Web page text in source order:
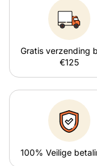
Gratis verzending
€125
100% Veilige